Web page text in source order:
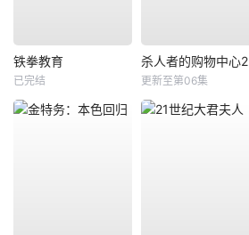
铁拳教育
已完结
杀人者的购物中心2
更新至第06集